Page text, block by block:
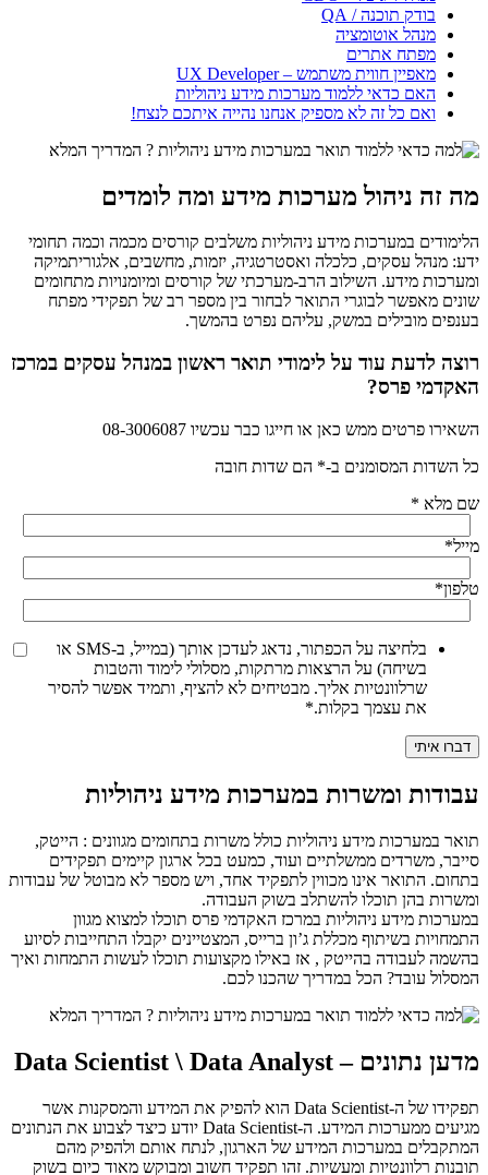
בודק תוכנה / QA
מנהל אוטומציה
מפתח אתרים
מאפיין חווית משתמש – UX Developer
האם כדאי ללמוד מערכות מידע ניהוליות
ואם כל זה לא מספיק אנחנו נהייה איתכם לנצח!
מה זה ניהול מערכות מידע ומה לומדים
הלימודים במערכות מידע ניהוליות משלבים קורסים מכמה וכמה תחומי
ידע: מנהל עסקים, כלכלה ואסטרטגיה, יזמות, מחשבים, אלגוריתמיקה
ומערכות מידע. השילוב הרב-מערכתי של קורסים ומיומנויות מתחומים
שונים מאפשר לבוגרי התואר לבחור בין מספר רב של תפקידי מפתח
בענפים מובילים במשק, עליהם נפרט בהמשך.
רוצה לדעת עוד על לימודי תואר ראשון במנהל עסקים במרכז
האקדמי פרס?
השאירו פרטים ממש כאן או חייגו כבר עכשיו 08-3006087
כל השדות המסומנים ב-* הם שדות חובה
שם מלא *
מייל*
טלפון*
בלחיצה על הכפתור, נדאג לעדכן אותך (במייל, ב-SMS או
בשיחה) על הרצאות מרתקות, מסלולי לימוד והטבות
שרלוונטיות אליך. מבטיחים לא להציף, ותמיד אפשר להסיר
את עצמך בקלות.*
עבודות ומשרות במערכות מידע ניהוליות
תואר במערכות מידע ניהוליות כולל משרות בתחומים מגוונים : הייטק,
סייבר, משרדים ממשלתיים ועוד, כמעט בכל ארגון קיימים תפקידים
בתחום. התואר אינו מכווין לתפקיד אחד, ויש מספר לא מבוטל של עבודות
ומשרות בהן תוכלו להשתלב בשוק העבודה.
במערכות מידע ניהוליות במרכז האקדמי פרס תוכלו למצוא מגוון
התמחויות בשיתוף מכללת ג’ון ברייס, המצטיינים יקבלו התחייבות לסיוע
בהשמה לעבודה בהייטק , אז באילו מקצועות תוכלו לעשות התמחות ואיך
המסלול עובד? הכל במדריך שהכנו לכם.
מדען נתונים – Data Scientist \ Data Analyst
תפקידו של ה-Data Scientist הוא להפיק את המידע והמסקנות אשר
מגיעים ממערכות המידע. ה-Data Scientist יודע כיצד לצבוע את הנתונים
המתקבלים במערכות המידע של הארגון, לנתח אותם ולהפיק מהם
תובנות רלוונטיות ומעשיות. זהו תפקיד חשוב ומבוקש מאוד כיום בשוק